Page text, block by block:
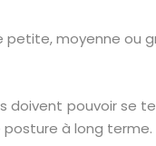
petite, moyenne ou
doivent pouvoir se
posture à long terme.